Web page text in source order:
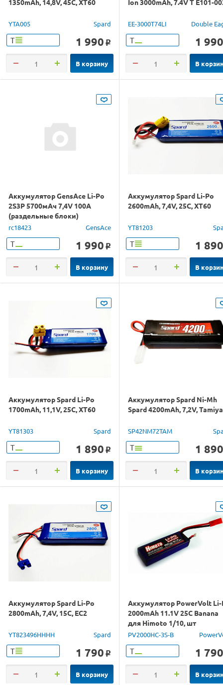
1350mAh, 14,8V, 45C, XT60
YTA005 Spard
Т 1 990 o
В корзину
Ion 3000mAh, 7.4V T E101-
EE-3000T74LI Double
Т 1 990
В
Аккумулятор GensAce Li-Po
2S3P 5700мАч 7,4V 100А
(раздельные блоки)
rc18423 GensAce
Т 1 990 o
В корзину
Аккумулятор Spard Li-Po
2600mAh, 7,4V, 25C, XT60
YT81203
Т 1 890
В
Аккумулятор Spard Li-Po
1700mAh, 11,1V, 25C, XT60
YT81303 Spard
Т 1 890 o
В корзину
Аккумулятор Spard Ni-Mh
Spard 4200mAh, 7,2V, Tamiya
SP42NM72TAM
Т 1 890
В
Аккумулятор Spard Li-Po
2800mAh, 7,4V, 15C, EC2
YT823496HHHH Spard
Т 1 790 o
В корзину
Аккумулятор PowerVolt Li-
2000mAh 11.1V 25C Banana
для Himoto 1/10, шт
PV2000HC-3S-B
Т 1 790
В